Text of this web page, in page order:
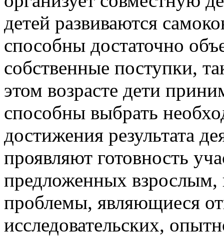
детей развиваются
способны достаточно
собственные поступки,
этом возрасте дети
способны выбрать
достижения результата
проявляют готовность
предложенных взрослым,
проблемы, являющиеся
исследовательских,